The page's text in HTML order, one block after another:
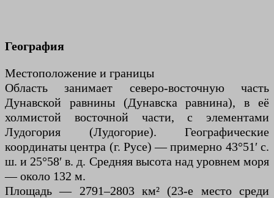
География
Местоположение и границы
Область занимает северо-восточную часть
Дунавской равнины (Дунавска равнина), в её
холмистой восточной части, с элементами
Лудогория (Лудогорие). Географические
координаты центра (г. Русе) — примерно 43°51′ с.
ш. и 25°58′ в. д. Средняя высота над уровнем моря
— около 132 м.
Площадь — 2791–2803 км² (23-е место среди